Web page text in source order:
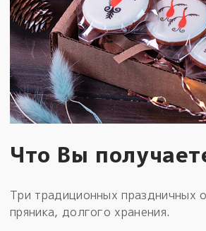
Что Вы
Три традиционных праздничных
пряника, долгого хранения.